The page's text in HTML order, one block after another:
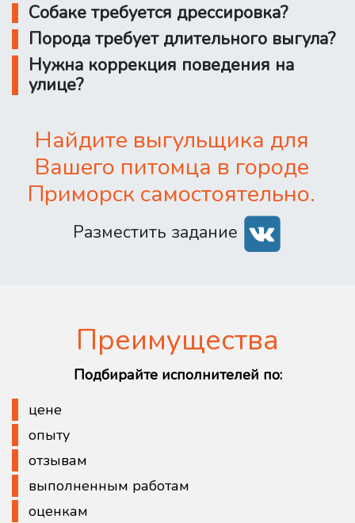
Собаке требуется дрессировка?
Порода требует длительного выгула?
Нужна коррекция поведения на
улице?
Найдите выгульщика для
Вашего питомца в городе
Приморск самостоятельно.
Разместить задание
Преимущества
Подбирайте исполнителей по:
цене
опыту
отзывам
выполненным работам
оценкам